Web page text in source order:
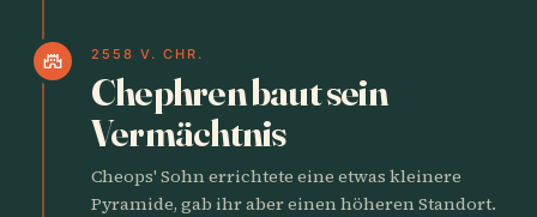
castle 2558 V. CHR.
Chephren baut sein
Vermächtnis
Cheops' Sohn errichtete eine etwas kleinere
Pyramide, gab ihr aber einen höheren Standort.